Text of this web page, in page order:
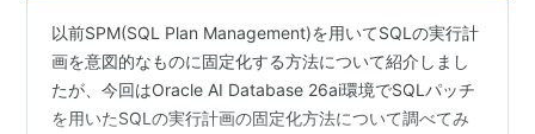
以前SPM(SQL Plan Management)を用いてSQLの実行計
画を意図的なものに固定化する方法について紹介しまし
たが、今回はOracle AI Database 26ai環境でSQLパッチ
を用いたSQLの実行計画の固定化方法について調べてみ